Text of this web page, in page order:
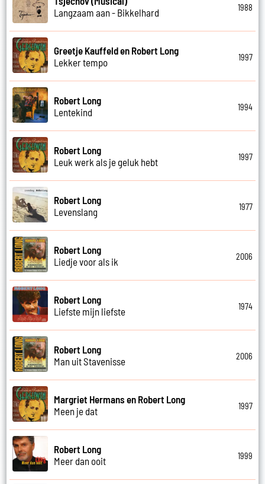
Langzaam aan - Bikkelhard
1988
Greetje Kauffeld en Robert Long
Lekker tempo
1997
Robert Long
Lentekind
1994
Robert Long
Leuk werk als je geluk hebt
1997
Robert Long
Levenslang
1977
Robert Long
Liedje voor als ik
2006
Robert Long
Liefste mijn liefste
1974
Robert Long
Man uit Stavenisse
2006
Margriet Hermans en Robert Long
Meen je dat
1997
Robert Long
Meer dan ooit
1999